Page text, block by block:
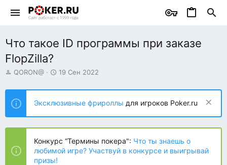
Что такое ID программы при заказе
FlopZilla?
А
т
о
р
т
е
ы
QORON@
Д
т
н
а
ч
л
а
19 Сен 2022
Эксклюзивные фрироллы для игроков Poker.ru
Конкурс “Термины покера": Что ты знаешь о
любимой игре? Участвуй в конкурсе и выигрывай
призы!